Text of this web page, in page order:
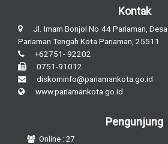
Kontak
Jl. Imam Bonjol No 44 Pariaman, Desa
Pariaman Tengah Kota Pariaman, 25511
+62751- 92202
0751-91012
diskominfo@pariamankota.go.id
www.pariamankota.go.id
Pengunjung
Online : 27